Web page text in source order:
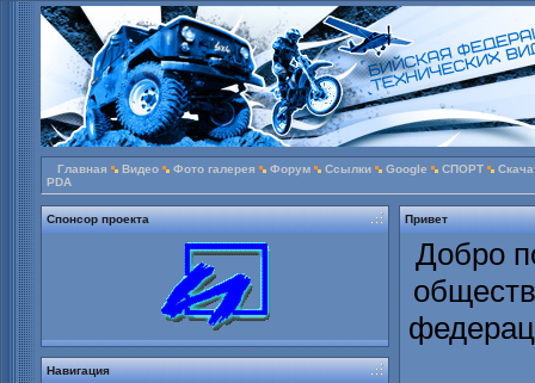
Главная Видео Фото галерея Форум Ссылки Google СПОРТ
PDA
Спонсор проекта
Навигация
Привет
Добро